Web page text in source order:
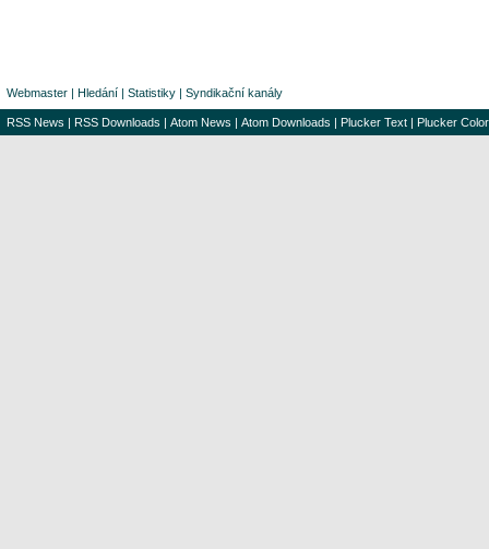
Webmaster | Hledání | Statistiky | Syndikační kanály
RSS News | RSS Downloads | Atom News | Atom Downloads | Plucker Text | Plucker Color